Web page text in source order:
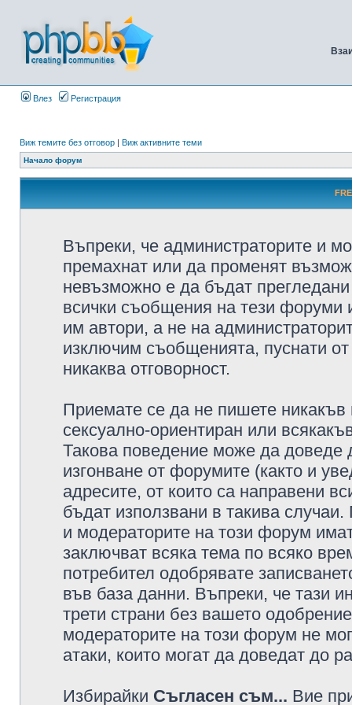
Влез Регистрация
Виж темите без отговор | Виж активните теми
Начало форум
Въпреки, че администраторите и
премахнат или да променят
невъзможно е да бъдат
всички съобщения на тези форуми
им автори, а не на
изключим съобщенията, пуснати
никаква отговорност.
Приемате се да не пишете никакъв
сексуално-ориентиран или
Такова поведение може да доведе
изгонване от форумите (както и
адресите, от които са направени
бъдат използвани в такива
и модераторите на този форум
заключват всяка тема по всяко
потребител одобрявате
във база данни. Въпреки, че тази
трети страни без вашето
модераторите на този форум не
атаки, които могат да доведат до
Избирайки Съгласен съм... Вие